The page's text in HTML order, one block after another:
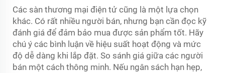
Các sàn thương mại điện tử cũng là một lựa chọn
khác. Có rất nhiều người bán, nhưng bạn cần đọc kỹ
đánh giá để đảm bảo mua được sản phẩm tốt. Hãy
chú ý các bình luận về hiệu suất hoạt động và mức
độ dễ dàng khi lắp đặt. So sánh giá giữa các người
bán một cách thông minh. Nếu ngân sách hạn hẹp,